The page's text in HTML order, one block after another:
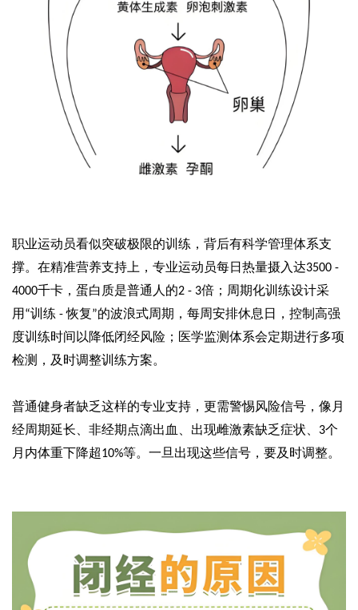
职业运动员看似突破极限的训练，背后有科学管理体系支
撑。在精准营养支持上，专业运动员每日热量摄入达3500 -
4000千卡，蛋白质是普通人的2 - 3倍；周期化训练设计采
用 “训练 -恢复”的波浪式周期，每周安排休息日，控制高强
度训练时间以降低闭经风险；医学监测体系会定期进行多项
检测，及时调整训练方案。
普通健身者缺乏这样的专业支持，更需警惕风险信号，像月
经周期延长、非经期点滴出血、出现雌激素缺乏症状、 3个
月内体重下降超10%等。一旦出现这些信号，要及时调整。